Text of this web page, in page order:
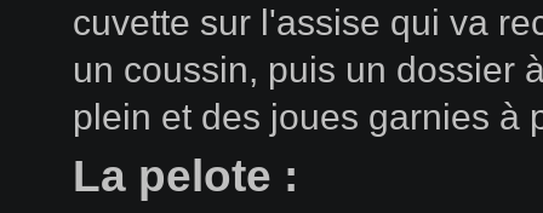
cuvette sur l'assise qui va
un coussin, puis un dossier
plein et des joues garnies à
La pelote :